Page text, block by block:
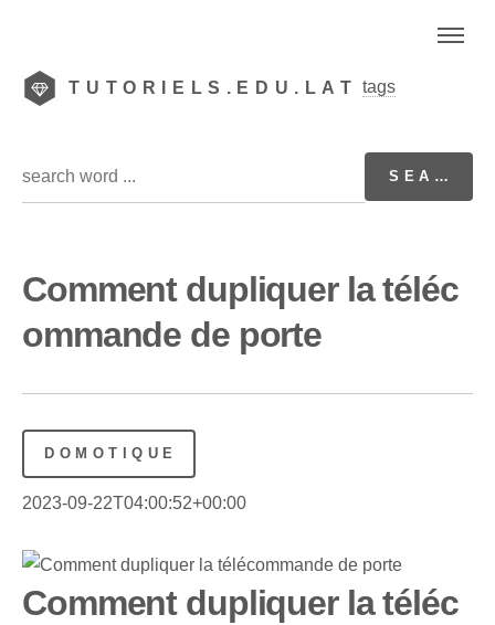
TUTORIELS.EDU.LAT tags
Comment dupliquer la téléc
ommande de porte
DOMOTIQUE
2023-09-22T04:00:52+00:00
Comment dupliquer la téléc